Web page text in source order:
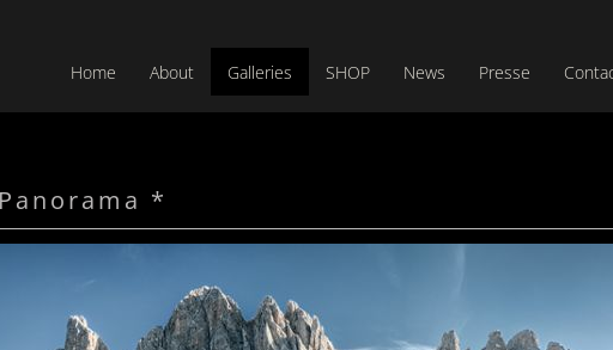
Home About Galleries SHOP News Presse
*